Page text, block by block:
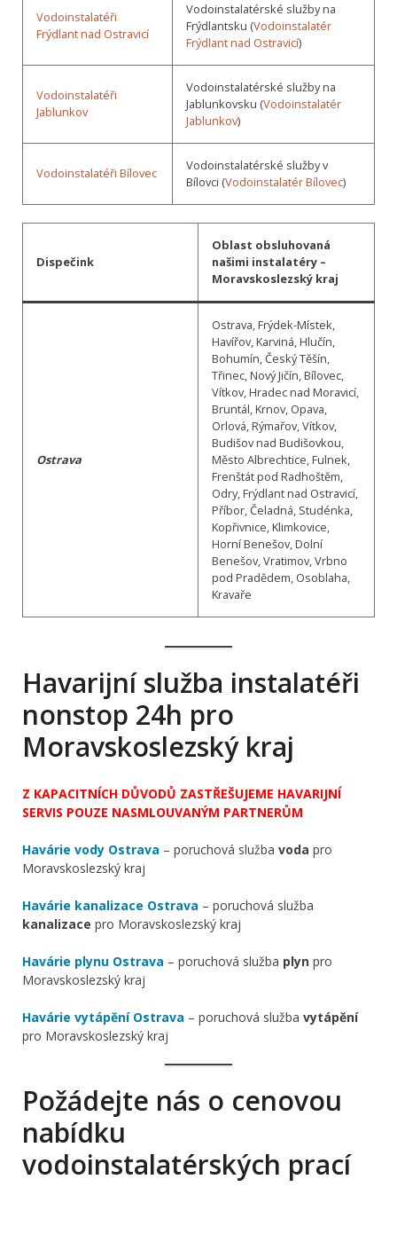
Vodoinstalatéři
Frýdlant nad Ostravicí
Vodoinstalatérské služby na
Frýdlantsku (Vodoinstalatér
Frýdlant nad Ostravicí)
Vodoinstalatéři
Jablunkov
Vodoinstalatérské služby na
Jablunkovsku (Vodoinstalatér
Jablunkov)
Vodoinstalatéři Bílovec
Vodoinstalatérské služby v
Bílovci (Vodoinstalatér Bílovec)
Dispečink
Oblast obsluhovaná
našimi instalatéry –
Moravskoslezský kraj
Ostrava
Ostrava, Frýdek-Místek,
Havířov, Karviná, Hlučín,
Bohumín, Český Těšín,
Třinec, Nový Jičín, Bílovec,
Vítkov, Hradec nad Moravicí,
Bruntál, Krnov, Opava,
Orlová, Rýmařov, Vítkov,
Budišov nad Budišovkou,
Město Albrechtice, Fulnek,
Frenštát pod Radhoštěm,
Odry, Frýdlant nad Ostravicí,
Příbor, Čeladná, Studénka,
Kopřivnice, Klimkovice,
Horní Benešov, Dolní
Benešov, Vratimov, Vrbno
pod Pradědem, Osoblaha,
Kravaře
Havarijní služba instalatéři
nonstop 24h pro
Moravskoslezský kraj
Z KAPACITNÍCH DŮVODŮ ZASTŘEŠUJEME HAVARIJNÍ
SERVIS POUZE NASMLOUVANÝM PARTNERŮM
Havárie vody Ostrava – poruchová služba voda pro
Moravskoslezský kraj
Havárie kanalizace Ostrava – poruchová služba
kanalizace pro Moravskoslezský kraj
Havárie plynu Ostrava – poruchová služba plyn pro
Moravskoslezský kraj
Havárie vytápění Ostrava – poruchová služba vytápění
pro Moravskoslezský kraj
Požádejte nás o cenovou
nabídku
vodoinstalatérských prací